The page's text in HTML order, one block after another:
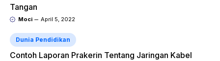
Tangan
Moci April 5, 2022
Dunia Pendidikan
Contoh Laporan Prakerin Tentang Jaringan Kabel